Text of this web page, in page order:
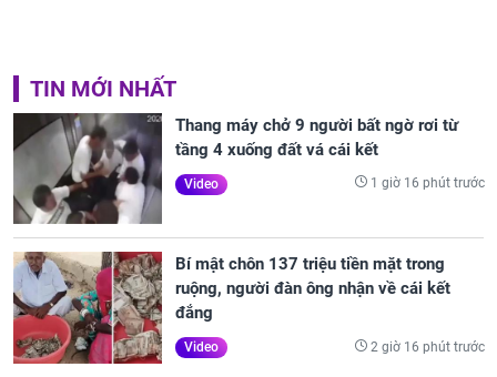
TIN MỚI NHẤT
Thang máy chở 9 người bất ngờ rơi từ
tầng 4 xuống đất vá cái kết
Video 1 giờ 16 phút trước
Bí mật chôn 137 triệu tiền mặt trong
ruộng, người đàn ông nhận về cái kết
đắng
Video 2 giờ 16 phút trước